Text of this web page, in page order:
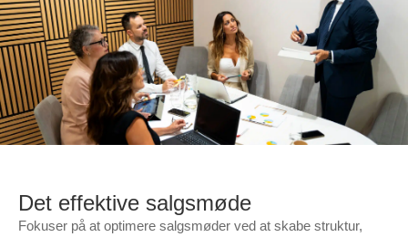
Kontakt
Det effektive salgsmøde
Fokuser på at optimere salgsmøder ved at skabe struktur,